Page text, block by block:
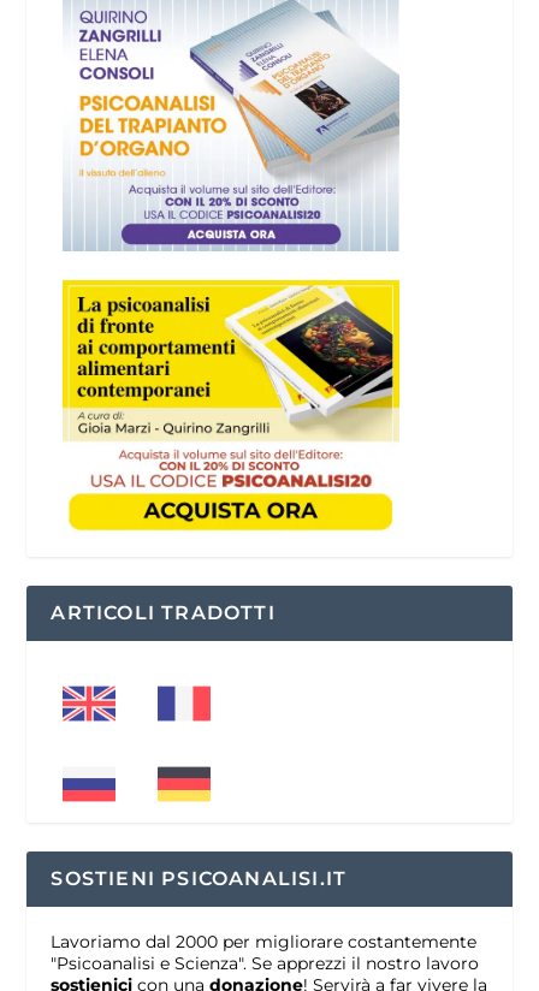
ARTICOLI TRADOTTI
SOSTIENI PSICOANALISI.IT
Lavoriamo dal 2000 per migliorare costantemente
"Psicoanalisi e Scienza". Se apprezzi il nostro lavoro
sostienici con unadonazione! Servirà a far vivere la